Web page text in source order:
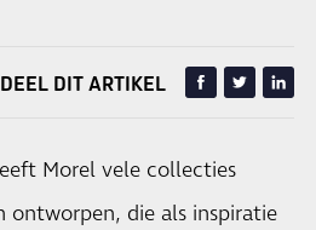
DEEL DIT ARTIKEL
Morel vele collecties
ontworpen, die als inspiratie